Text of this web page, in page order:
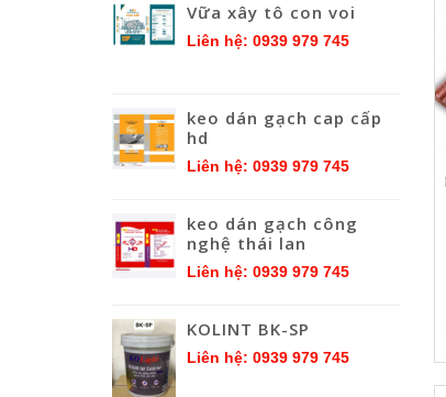
Vữa xây tô con voi
Liên hệ: 0939 979 745
keo dán gạch cap cấp
hd
Liên hệ: 0939 979 745
keo dán gạch công
nghệ thái lan
Liên hệ: 0939 979 745
KOLINT BK-SP
Liên hệ: 0939 979 745